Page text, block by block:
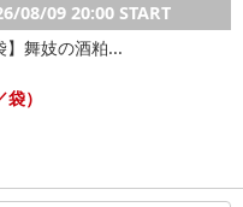
08/09 20:00 START
】舞妓の酒粕...
）